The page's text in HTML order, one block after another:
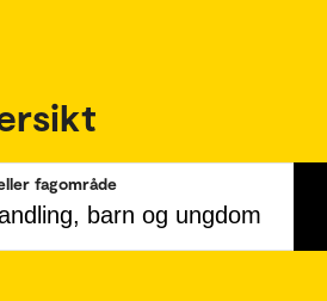
fagområde